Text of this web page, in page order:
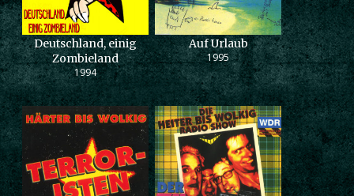
Deutschland, einig
Zombieland
1994
Auf Urlaub
1995